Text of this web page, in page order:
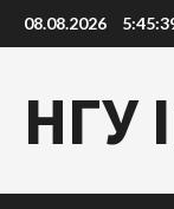
Skip
to
08.08.2026
НГУ